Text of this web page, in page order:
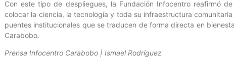
Con este tipo de despliegues, la Fundación Infocentro reafirmó
colocar la ciencia, la tecnología y toda su infraestructura
puentes institucionales que se traducen de forma directa en
Carabobo.
Prensa Infocentro Carabobo | Ismael Rodríguez